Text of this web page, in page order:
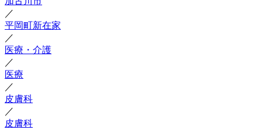
／
平岡町新在家
／
医療・介護
／
医療
／
皮膚科
／
皮膚科